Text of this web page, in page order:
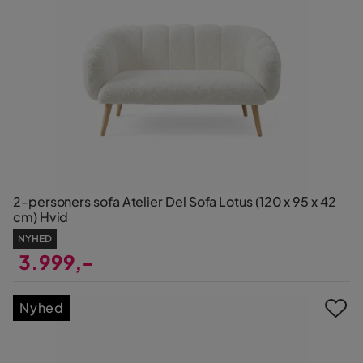
2-personers sofa Atelier Del Sofa Lotus (120 x 95 x 42
cm) Hvid
NYHED
3.999,-
Nyhed